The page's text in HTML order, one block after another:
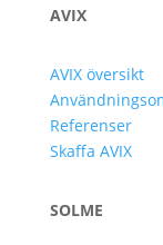
AVIX
AVIX översikt
Referenser
Skaffa AVIX
SOLME